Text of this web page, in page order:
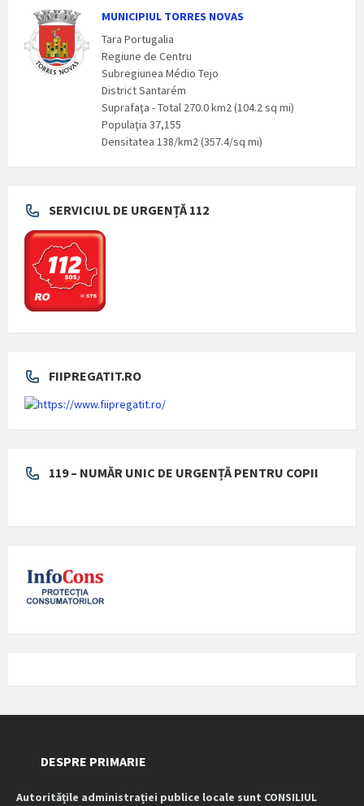
MUNICIPIUL TORRES NOVAS
Tara Portugalia
Regiune de Centru
Subregiunea Médio Tejo
District Santarém
Suprafaţa - Total 270.0 km2 (104.2 sq mi)
Populaţia 37,155
Densitatea 138/km2 (357.4/sq mi)
SERVICIUL DE URGENȚĂ 112
FIIPREGATIT.RO
119 – NUMĂR UNIC DE URGENȚĂ PENTRU COPII
DESPRE PRIMARIE
Autoritățile administrației publice locale sunt CONSILIUL